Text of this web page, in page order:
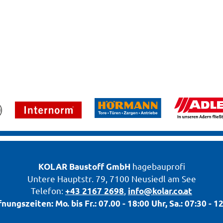
KOLARBaustoff GmbHhagebauprofi
Untere Hauptstr. 79, 7100 Neusiedl am See
Telefon:+43 2167 2698 info@kolar.co.at
Mo. bis Fr.: 07.00 - 18:00 Uhr, Sa.: 07:30 -